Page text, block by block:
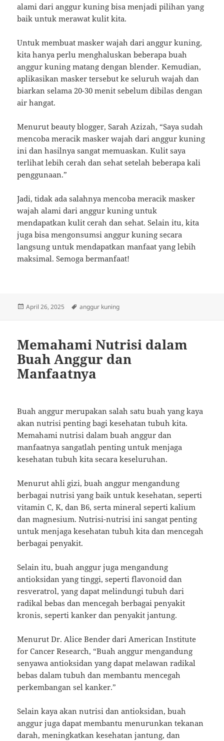
alami dari anggur kuning bisa menjadi pilihan yang
baik untuk merawat kulit kita.
Untuk membuat masker wajah dari anggur kuning,
kita hanya perlu menghaluskan beberapa buah
anggur kuning matang dengan blender. Kemudian,
aplikasikan masker tersebut ke seluruh wajah dan
biarkan selama 20-30 menit sebelum dibilas dengan
air hangat.
Menurut beauty blogger, Sarah Azizah, “Saya sudah
mencoba meracik masker wajah dari anggur kuning
ini dan hasilnya sangat memuaskan. Kulit saya
terlihat lebih cerah dan sehat setelah beberapa kali
penggunaan.”
Jadi, tidak ada salahnya mencoba meracik masker
wajah alami dari anggur kuning untuk
mendapatkan kulit cerah dan sehat. Selain itu, kita
juga bisa mengonsumsi anggur kuning secara
langsung untuk mendapatkan manfaat yang lebih
maksimal. Semoga bermanfaat!
Posted
April 26, 2025 Tags
anggur kuning
Memahami Nutrisi dalam
Buah Anggur dan
Manfaatnya
Buah anggur merupakan salah satu buah yang kaya
akan nutrisi penting bagi kesehatan tubuh kita.
Memahami nutrisi dalam buah anggur dan
manfaatnya sangatlah penting untuk menjaga
kesehatan tubuh kita secara keseluruhan.
Menurut ahli gizi, buah anggur mengandung
berbagai nutrisi yang baik untuk kesehatan, seperti
vitamin C, K, dan B6, serta mineral seperti kalium
dan magnesium. Nutrisi-nutrisi ini sangat penting
untuk menjaga kesehatan tubuh kita dan mencegah
berbagai penyakit.
Selain itu, buah anggur juga mengandung
antioksidan yang tinggi, seperti flavonoid dan
resveratrol, yang dapat melindungi tubuh dari
radikal bebas dan mencegah berbagai penyakit
kronis, seperti kanker dan penyakit jantung.
Menurut Dr. Alice Bender dari American Institute
for Cancer Research, “Buah anggur mengandung
senyawa antioksidan yang dapat melawan radikal
bebas dalam tubuh dan membantu mencegah
perkembangan sel kanker.”
Selain kaya akan nutrisi dan antioksidan, buah
anggur juga dapat membantu menurunkan tekanan
darah, meningkatkan kesehatan jantung, dan